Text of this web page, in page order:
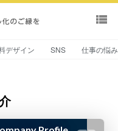
view_list
デザイン SNS 仕事の悩